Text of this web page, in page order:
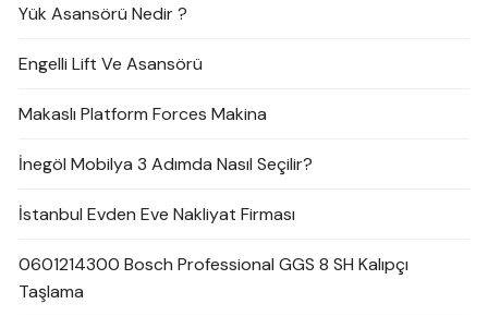
Yük Asansörü Nedir ?
Engelli Lift Ve Asansörü
Makaslı Platform Forces Makina
İnegöl Mobilya 3 Adımda Nasıl Seçilir?
İstanbul Evden Eve Nakliyat Firması
0601214300 Bosch Professional GGS 8 SH Kalıpçı
Taşlama